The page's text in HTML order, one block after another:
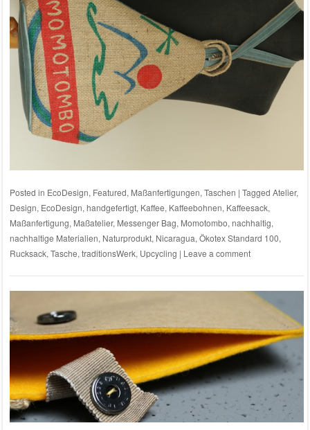
Posted in EcoDesign, Featured, Maßanfertigungen, Taschen | Tagged Atelier,
Design, EcoDesign, handgefertigt, Kaffee, Kaffeebohnen, Kaffeesack,
Maßanfertigung, Maßatelier, Messenger Bag, Momotombo, nachhaltig,
nachhaltige Materialien, Naturprodukt, Nicaragua, Ökotex Standard 100,
Rucksack, Tasche, traditionsWerk, Upcycling | Leave a comment